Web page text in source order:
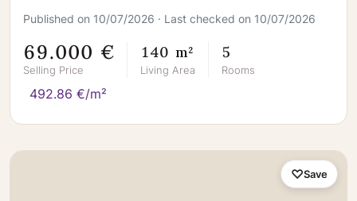
Published on 10/07/2026 · Last checked on 10/07/2026
69.000 €
Selling Price
140 m²
Living Area
5
Rooms
492.86 €/m²
Save